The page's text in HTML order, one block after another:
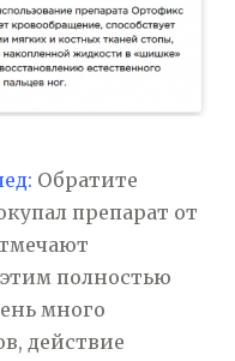
Обратите
препарат от
полностью
много
действие